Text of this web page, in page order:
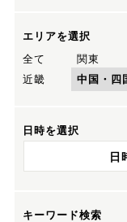
エリアを選択
全て
関東
近畿
中国・四
日時を選択
日
キーワード検索